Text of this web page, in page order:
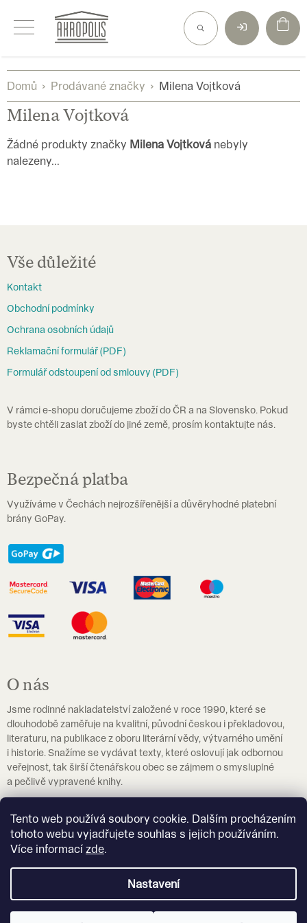
Tento web používá soubory cookie. Dalším procházením
tohoto webu vyjadřujete souhlas s jejich používáním.
Více informací zde.
Nastavení
Domů Prodávané značky Milena Vojtková
Milena Vojtková
Žádné produkty značky Milena Vojtková nebyly
nalezeny...
Vše důležité
Kontakt
Obchodní podmínky
Ochrana osobních údajů
Reklamační formulář (PDF)
Formulář odstoupení od smlouvy (PDF)
V rámci e-shopu doručujeme zboží do ČR a na Slovensko. Pokud
byste chtěli zaslat zboží do jiné země, prosím kontaktujte nás.
Bezpečná platba
Využíváme v Čechách nejrozšířenější a důvěryhodné platební
brány GoPay.
O nás
Jsme rodinné nakladatelství založené v roce 1990, které se
dlouhodobě zaměřuje na kvalitní, původní českou i překladovou,
literaturu, na publikace z oboru literární vědy, výtvarného umění
i historie. Snažíme se vydávat texty, které oslovují jak odbornou
veřejnost, tak širší čtenářskou obec se zájmem o smysluplné
a pečlivě vypravené knihy.
prosím eshop.czechstepbystep.cz.
Více o nakladatelství Akropolis
Vytvořil Shoptet